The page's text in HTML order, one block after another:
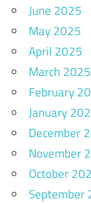
June 2025
May 2025
April 2025
March 2025
February
January
December
November
October
September